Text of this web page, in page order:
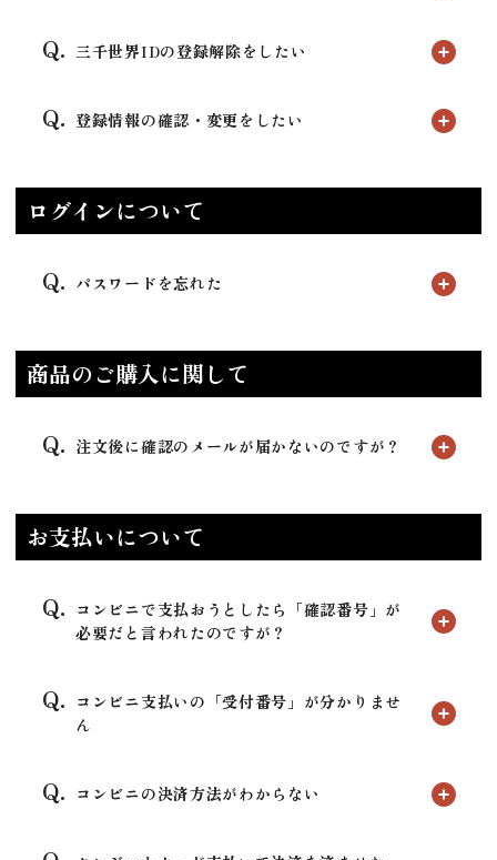
三千世界IDの登録解除をしたい
登録情報の確認・変更をしたい
ログインについて
パスワードを忘れた
商品のご購入に関して
注文後に確認のメールが届かないのですが？
お支払いについて
コンビニで支払おうとしたら「確認番号」が
必要だと言われたのですが？
コンビニ支払いの「受付番号」が分かりませ
ん
コンビニの決済方法がわからない